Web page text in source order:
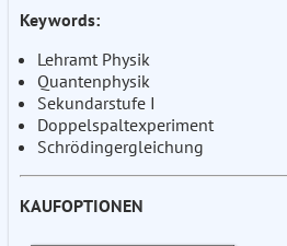
Keywords:
Lehramt Physik
Quantenphysik
Sekundarstufe I
Doppelspaltexperiment
Schrödingergleichung
KAUFOPTIONEN